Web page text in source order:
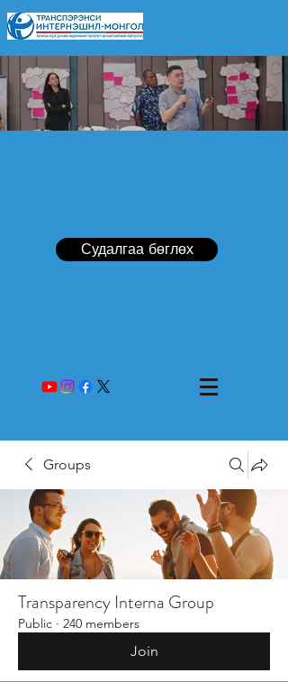
Судалгаа бөглөх
Groups
Transparency Interna Group
Public · 240 members
Join